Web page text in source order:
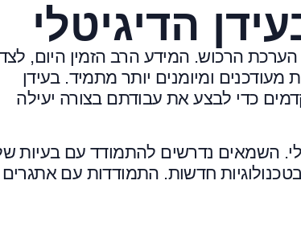
הדיגיטלי
הערכת הרכוש. המידע הרב הזמין היום,
ומיומנים יותר מתמיד. בעידן
כדי לבצע את עבודתם בצורה יעילה
השמאים נדרשים להתמודד עם בעיות
חדשות. התמודדות עם אתגרים